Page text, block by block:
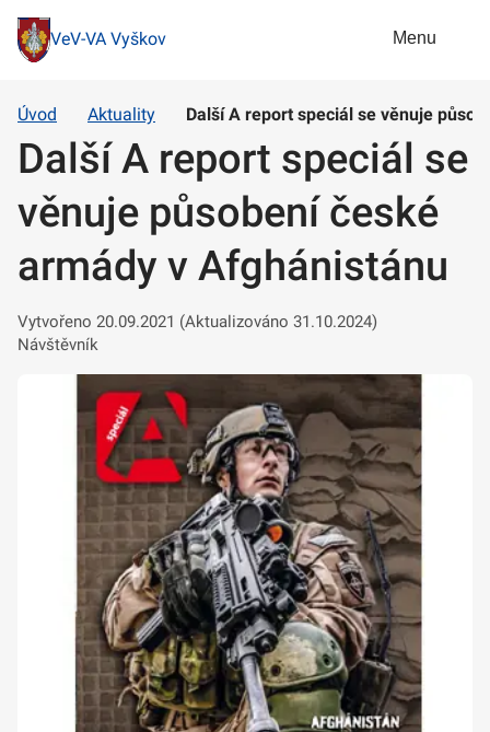
VeV-VA Vyškov Menu
Úvod Aktuality Další A report speciál se věnuje
Další A report speciál se
věnuje působení české
armády v Afghánistánu
Vytvořeno 20.09.2021 (Aktualizováno 31.10.2024)
Návštěvník